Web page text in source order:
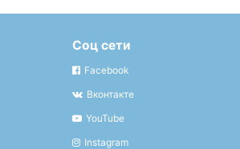
Соц сети
Facebook
Вконтакте
YouTube
Instagram